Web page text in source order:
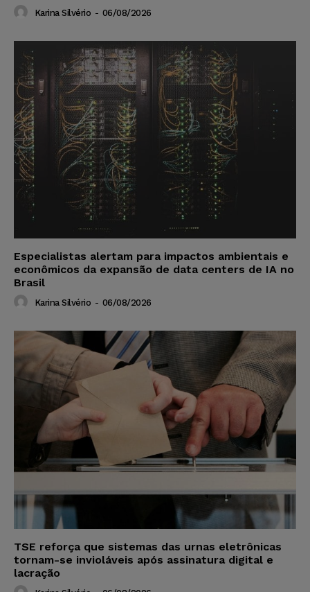
Karina Silvério - 06/08/2026
Especialistas alertam para impactos ambientais e
econômicos da expansão de data centers de IA no
Brasil
Karina Silvério - 06/08/2026
TSE reforça que sistemas das urnas eletrônicas
tornam-se invioláveis após assinatura digital e
lacração